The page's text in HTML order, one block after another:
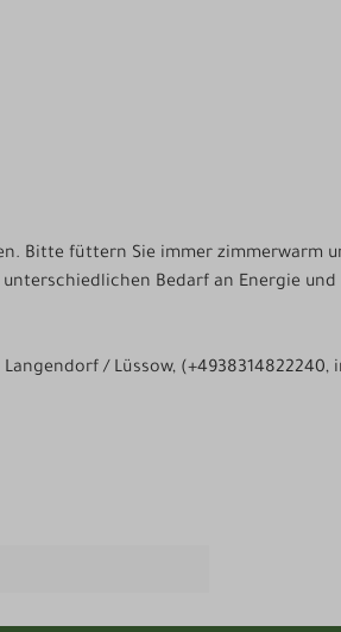
Bitte füttern Sie immer zimmerwarm
Bedarf an Energie
/ Lüssow, (+4938314822240,